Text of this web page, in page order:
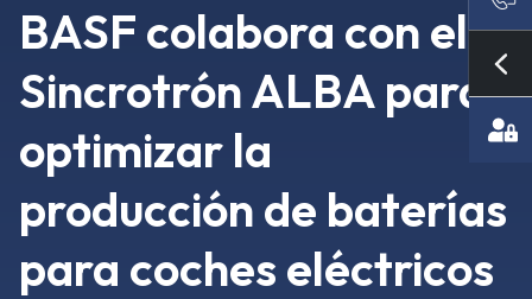
BASF colabora con el
Sincrotrón ALBA para
optimizar la
producción de baterías
para coches eléctricos